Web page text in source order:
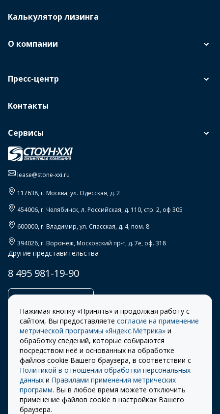
Калькулятор лизинга
О компании
Пресс-центр
Контакты
Сервисы
lease@stone-xxi.ru
117638, г. Москва,ул. Одесская, д. 2
454006, г. Челябинск,л. Российская, д. 110, стр. 2, оф 305
600000, г. Владимир,ул. Спасская, д. 4, пом. 8
394026, г. Воронеж,Московский пр-т, д. 7е, оф. 318
Другие представительства
8 495 981-19-90
© 2026 «СТОУН-XXI»
Разработка сайта –
ITECH
Правила
использования cookie
Правила пользования
сайтом
Политика
конфиденциальности
Нажимая кнопку «Принять» и продолжая работу с
сайтом, Вы предоставляете согласие на применение
метрической программы «Яндекс.Метрика» и
обработку сведений, которые собираются
посредством неё и основанных на обработке
файлов cookie Вашего браузера, в соответствии с
Политикой в отношении обработки персональных
данных и Правилами применения метрических
программ. Вы в любое время можете отключить
применение файлов cookie в настройках Вашего
браузера.